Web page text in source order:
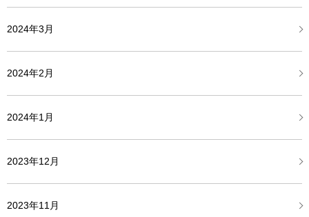
2024年3月
2024年2月
2024年1月
2023年12月
2023年11月